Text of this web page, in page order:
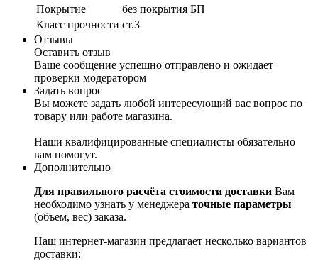
Покрытие
без покрытия БП
Класс прочности ст.3
Отзывы
Оставить отзыв
Ваше сообщение успешно отправлено и ожидает
проверки модератором
Задать вопрос
Вы можете задать любой интересующий вас вопрос по
товару или работе магазина.
Наши квалифицированные специалисты обязательно
вам помогут.
Дополнительно
Для правильного расчёта стоимости доставки Вам
необходимо узнать у менеджера точные параметры
(объем, вес) заказа.
Наш интернет-магазин предлагает несколько вариантов
доставки: